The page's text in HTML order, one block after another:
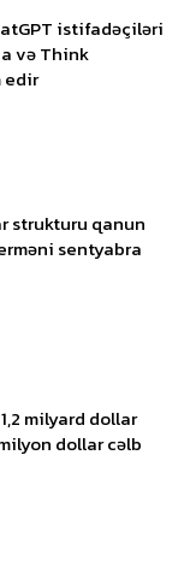
istifadəçiləri
və Think
edir
strukturu qanun
sentyabra
milyard dollar
dollar cəlb